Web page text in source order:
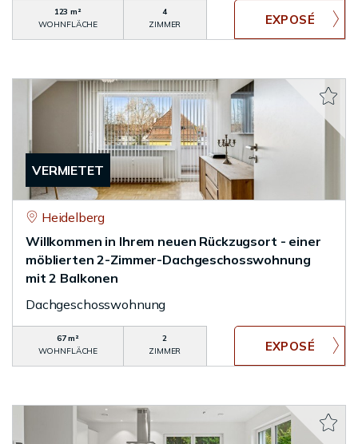
123 m²
WOHNFLÄCHE
4
ZIMMER
VERMIETET
Heidelberg
Willkommen in Ihrem neuen Rückzugsort - einer
möblierten 2-Zimmer-Dachgeschosswohnung
mit 2 Balkonen
Dachgeschosswohnung
67 m²
WOHNFLÄCHE
2
ZIMMER